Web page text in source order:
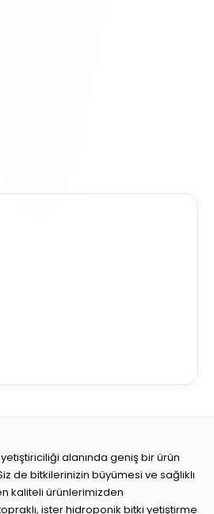
alanında geniş bir ürün
de bitkilerinizin büyümesi ve sağlıklı
kaliteli ürünlerimizden
ister hidroponik bitki yetiştirme